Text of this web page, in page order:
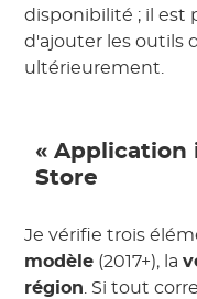
disponibilité ; il est
d'ajouter les outils
ultérieurement.
« Application
Store
Je vérifie trois
modèle (2017+), la
région. Si tout